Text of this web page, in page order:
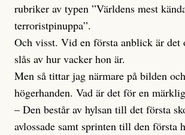
rubriker av typen ”Världens mest
terroristpinuppa”.
Och visst. Vid en första anblick är
slås av hur vacker hon är.
Men så tittar jag närmare på bilden
högerhanden. Vad är det för en
– Den består av hylsan till det första
avlossade samt sprinten till den första